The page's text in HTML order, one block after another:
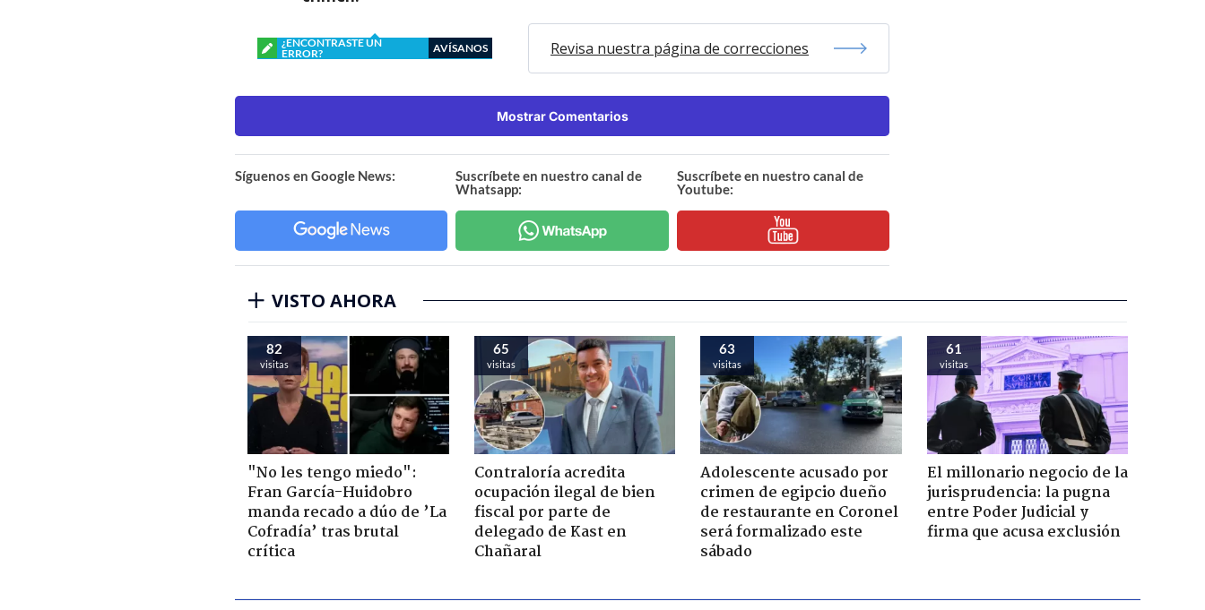
¿ENCONTRASTE UN
ERROR?
AVÍSANOS Revisa nuestra página de correcciones
Mostrar Comentarios
Síguenos en Google News:
Suscríbete en nuestro canal de
Whatsapp:
Suscríbete en nuestro canal de
Youtube:
VISTO AHORA
82
visitas
"No les tengo miedo":
Fran García-Huidobro
manda recado a dúo de ’La
Cofradía’ tras brutal
crítica
65
visitas
Contraloría acredita
ocupación ilegal de bien
fiscal por parte de
delegado de Kast en
Chañaral
63
visitas
Adolescente acusado por
crimen de egipcio dueño
de restaurante en Coronel
será formalizado este
sábado
61
visitas
El millonario negocio de la
jurisprudencia: la pugna
entre Poder Judicial y
firma que acusa exclusión